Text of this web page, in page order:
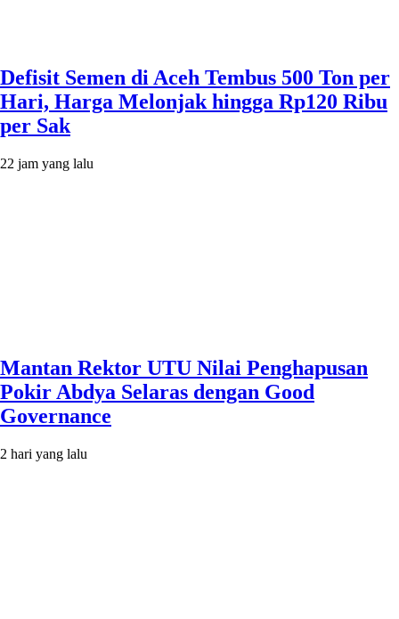
Defisit Semen di Aceh Tembus 500 Ton per
Hari, Harga Melonjak hingga Rp120 Ribu
per Sak
22 jam yang lalu
Mantan Rektor UTU Nilai Penghapusan
Pokir Abdya Selaras dengan Good
Governance
2 hari yang lalu